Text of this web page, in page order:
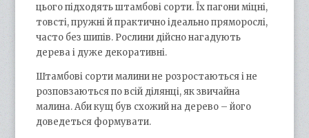
цього підходять штамбові сорти. Їх пагони міцні,
товсті, пружні й практично ідеально пряморослі,
часто без шипів. Рослини дійсно нагадують
дерева і дуже декоративні.
Штамбові сорти малини не розростаються і не
розповзаються по всій ділянці, як звичайна
малина. Аби кущ був схожий на дерево – його
доведеться формувати.